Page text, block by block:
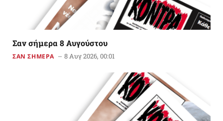
Σαν σήμερα 8 Αυγούστου
ΣΑΝ ΣΗΜΕΡΑ 8 Αυγ 2026, 00:01